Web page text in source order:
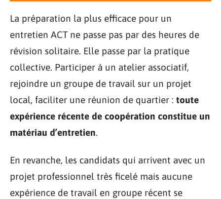
La préparation la plus efficace pour un
entretien ACT ne passe pas par des heures de
révision solitaire. Elle passe par la pratique
collective. Participer à un atelier associatif,
rejoindre un groupe de travail sur un projet
local, faciliter une réunion de quartier : toute
expérience récente de coopération constitue un
matériau d’entretien.
En revanche, les candidats qui arrivent avec un
projet professionnel très ficelé mais aucune
expérience de travail en groupe récent se